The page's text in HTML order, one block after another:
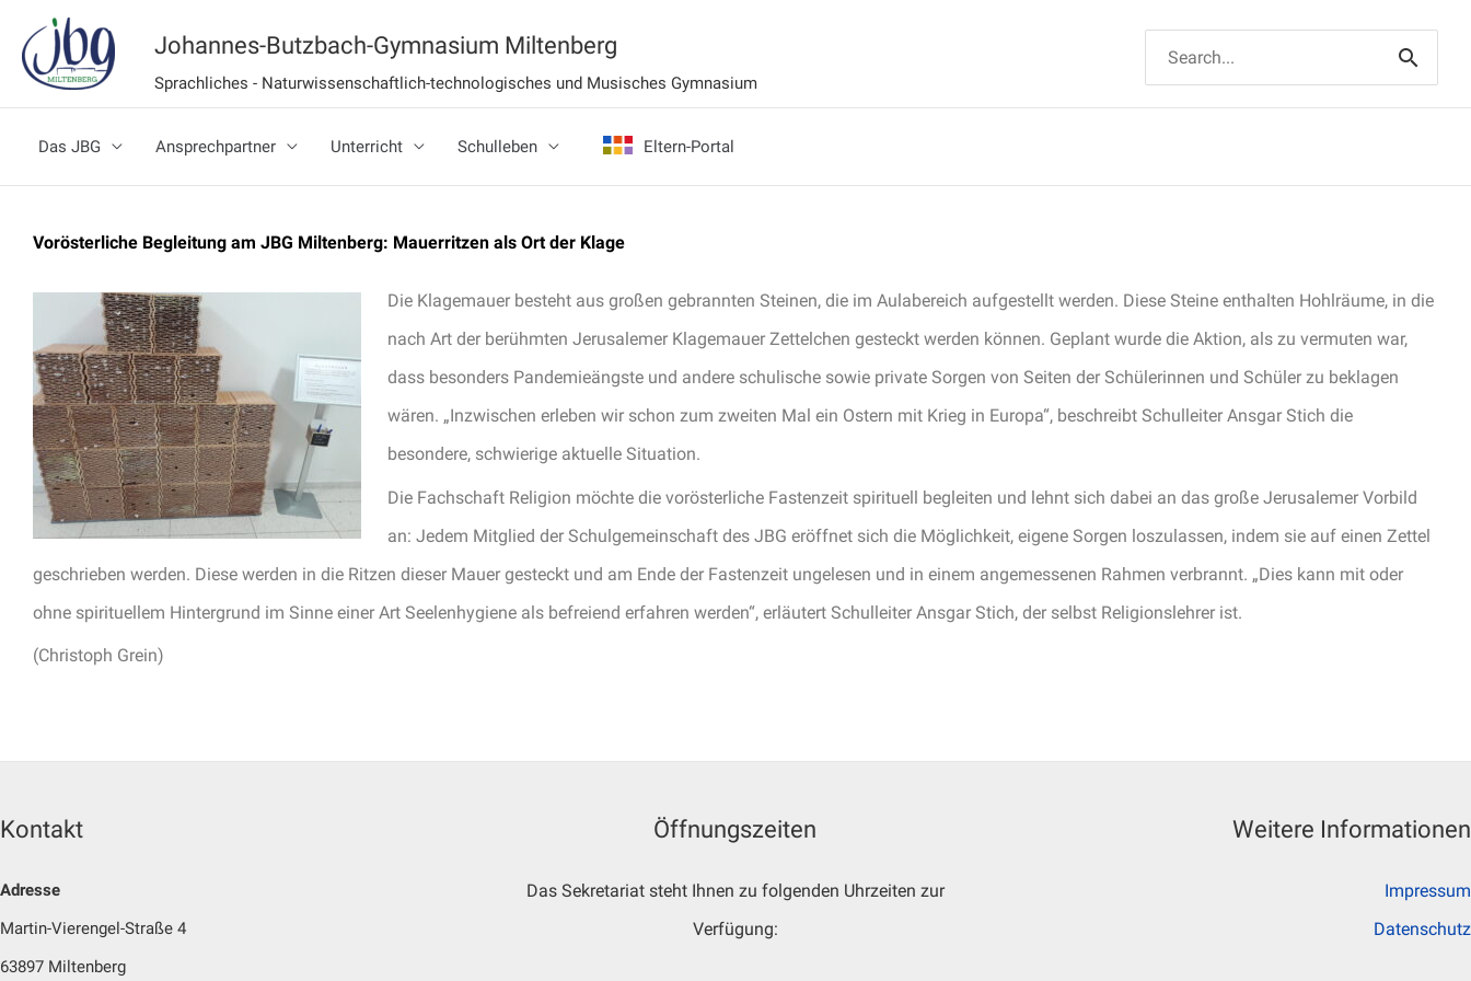
Inhalt
springen
Johannes-Butzbach-Gymnasium Miltenberg
Sprachliches - Naturwissenschaftlich-technologisches und Musisches Gymnasium
Suchen
Das JBG Ansprechpartner Unterricht Schulleben Eltern-Portal
Vorösterliche Begleitung am JBG Miltenberg: Mauerritzen als Ort der Klage
Die Klagemauer besteht aus großen gebrannten Steinen, die im Aulabereich aufgestellt werden. Diese Steine enthalten Hohlräume, in die
nach Art der berühmten Jerusalemer Klagemauer Zettelchen gesteckt werden können. Geplant wurde die Aktion, als zu vermuten war,
dass besonders Pandemieängste und andere schulische sowie private Sorgen von Seiten der Schülerinnen und Schüler zu beklagen
wären. „Inzwischen erleben wir schon zum zweiten Mal ein Ostern mit Krieg in Europa“, beschreibt Schulleiter Ansgar Stich die
besondere, schwierige aktuelle Situation.
Die Fachschaft Religion möchte die vorösterliche Fastenzeit spirituell begleiten und lehnt sich dabei an das große Jerusalemer Vorbild
an: Jedem Mitglied der Schulgemeinschaft des JBG eröffnet sich die Möglichkeit, eigene Sorgen loszulassen, indem sie auf einen Zettel
geschrieben werden. Diese werden in die Ritzen dieser Mauer gesteckt und am Ende der Fastenzeit ungelesen und in einem angemessenen Rahmen verbrannt. „Dies kann mit oder
ohne spirituellem Hintergrund im Sinne einer Art Seelenhygiene als befreiend erfahren werden“, erläutert Schulleiter Ansgar Stich, der selbst Religionslehrer ist.
(Christoph Grein)
Kontakt
Adresse
Martin-Vierengel-Straße 4
63897 Miltenberg
Öffnungszeiten
Das Sekretariat steht Ihnen zu folgenden Uhrzeiten zur
Verfügung:
Weitere Informationen
Impressum
Datenschutz